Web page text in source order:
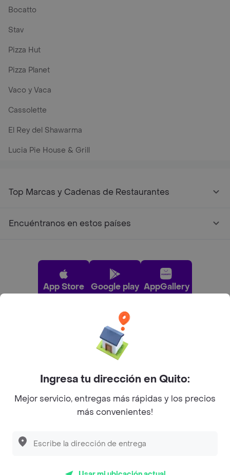
Bocatto
Stav
Pizza Hut
Pizza Planet
Vaco y Vaca
Cassolette
El Rey del Shawarma
Lucia Pie House & Grill
Top Marcas y Cadenas de Restaurantes
Encuéntranos en estos países
App Store Google play AppGallery
Pide tu comida favorita cerca de ti
Únete a Rappi
Ingresa tu dirección en Quito:
Mejor servicio, entregas más rápidas y los precios
más convenientes!